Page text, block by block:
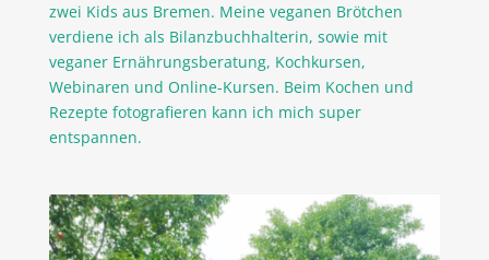
zwei Kids aus Bremen. Meine veganen Brötchen
verdiene ich als Bilanzbuchhalterin, sowie mit
veganer Ernährungsberatung, Kochkursen,
Webinaren und Online-Kursen. Beim Kochen und
Rezepte fotografieren kann ich mich super
entspannen.